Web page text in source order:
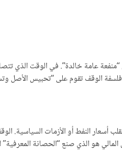
عامة خالدة”. في الوقت الذي
فلسفة الوقف تقوم على “تحبيس الأصل
أسعار النفط أو الأزمات
هو الذي صنع “الحصانة